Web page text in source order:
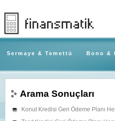
Sermaye & Temettü Bono &
Arama Sonuçları
Konut Kredisi Geri Ödeme Planı